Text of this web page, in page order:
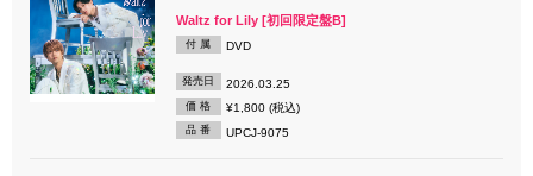
Waltz for Lily [初回限定盤B]
付 属 DVD
発売日 2026.03.25
価 格 ¥1,800 (税込)
品 番 UPCJ-9075